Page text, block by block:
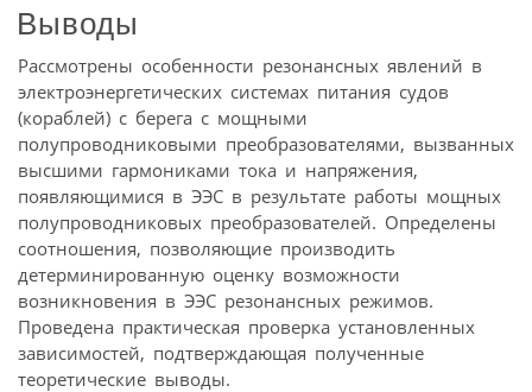
Выводы
Рассмотрены особенности резонансных явлений в
электроэнергетических системах питания судов
(кораблей) с берега с мощными
полупроводниковыми преобразователями, вызванных
высшими гармониками тока и напряжения,
появляющимися в ЭЭС в результате работы мощных
полупроводниковых преобразователей. Определены
соотношения, позволяющие производить
детерминированную оценку возможности
возникновения в ЭЭС резонансных режимов.
Проведена практическая проверка установленных
зависимостей, подтверждающая полученные
теоретические выводы.